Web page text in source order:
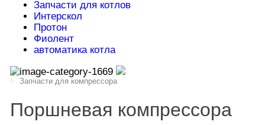
Запчасти для котлов
Интерскол
Протон
Фиолент
автоматика котла
Запчасти для компрессора
Поршневая компрессора